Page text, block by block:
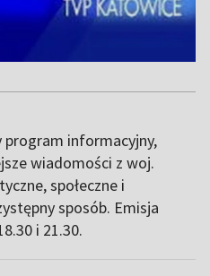
informacyjny,
wiadomości z woj.
społeczne i
sposób. Emisja
i 21.30.